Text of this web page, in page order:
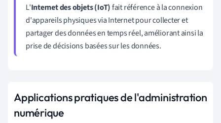
L'Internet des objets (IoT)fait référence à la connexion
d'appareils physiques via Internet pour collecter et
partager des données en temps réel, améliorant ainsi la
prise de décisions basées sur les données.
Applications pratiques de l'administration
numérique